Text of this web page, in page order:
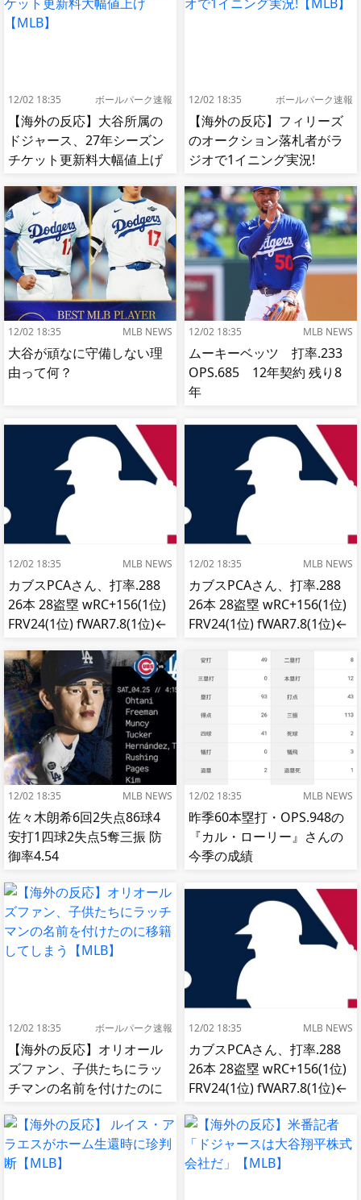
12/02 18:35 ボールパーク速報
【海外の反応】大谷所属の
ドジャース、27年シーズン
チケット更新料大幅値上げ
12/02 18:35 ボールパーク速報
【海外の反応】フィリーズ
のオークション落札者がラ
ジオで1イニング実況!
12/02 18:35 MLB NEWS
大谷が頑なに守備しない理
由って何？
12/02 18:35 MLB NEWS
ムーキーベッツ 打率.233
OPS.685 12年契約 残り8
年
12/02 18:35 MLB NEWS
カブスPCAさん、打率.288
26本 28盗塁 wRC+156(1位)
FRV24(1位) fWAR7.8(1位)←
12/02 18:35 MLB NEWS
カブスPCAさん、打率.288
26本 28盗塁 wRC+156(1位)
FRV24(1位) fWAR7.8(1位)←
12/02 18:35 MLB NEWS
佐々木朗希6回2失点86球4
安打1四球2失点5奪三振 防
御率4.54
12/02 18:35 MLB NEWS
昨季60本塁打・OPS.948の
『カル・ローリー』さんの
今季の成績
12/02 18:35 ボールパーク速報
【海外の反応】オリオール
ズファン、子供たちにラッ
チマンの名前を付けたのに
12/02 18:35 MLB NEWS
カブスPCAさん、打率.288
26本 28盗塁 wRC+156(1位)
FRV24(1位) fWAR7.8(1位)←